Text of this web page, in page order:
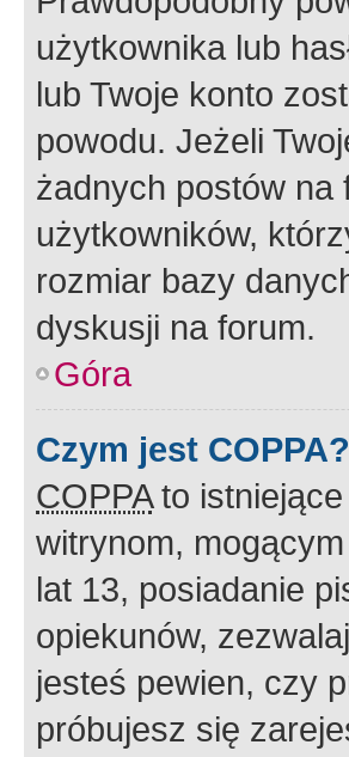
użytkownika lub
lub Twoje konto
powodu. Jeżeli
żadnych postów na
użytkowników,
rozmiar bazy
dyskusji na forum.
Góra
Czym jest COPPA?
COPPAto istniejące
witrynom,
lat 13, posiadanie
opiekunów,
jesteś pewien, czy
próbujesz się